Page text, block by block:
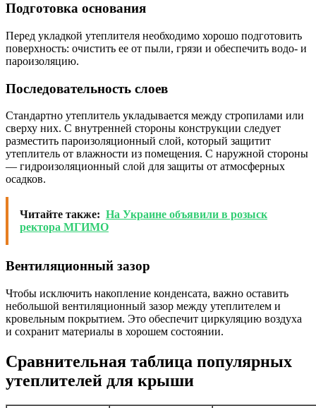
Подготовка основания
Перед укладкой утеплителя необходимо хорошо подготовить
поверхность: очистить ее от пыли, грязи и обеспечить водо- и
пароизоляцию.
Последовательность слоев
Стандартно утеплитель укладывается между стропилами или
сверху них. С внутренней стороны конструкции следует
разместить пароизоляционный слой, который защитит
утеплитель от влажности из помещения. С наружной стороны
— гидроизоляционный слой для защиты от атмосферных
осадков.
Читайте также: На Украине объявили в розыск
ректора МГИМО
Вентиляционный зазор
Чтобы исключить накопление конденсата, важно оставить
небольшой вентиляционный зазор между утеплителем и
кровельным покрытием. Это обеспечит циркуляцию воздуха
и сохранит материалы в хорошем состоянии.
Сравнительная таблица популярных
утеплителей для крыши